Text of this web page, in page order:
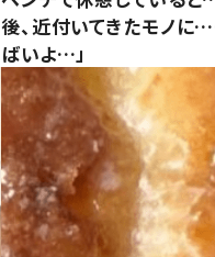
後、近付いてきたモノに
ばいよ…」